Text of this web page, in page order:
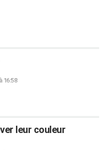
16:58
leur couleur